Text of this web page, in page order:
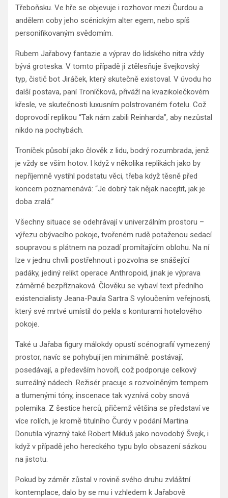
Třeboňsku. Ve hře se objevuje i rozhovor mezi Čurdou a
andělem coby jeho scénickým alter egem, nebo spíš
personifikovaným svědomím.
Rubem Jařabovy fantazie a výprav do lidského nitra vždy
bývá groteska. V tomto případě ji ztělesňuje švejkovský
typ, čistič bot Jiráček, který skutečně existoval. V úvodu ho
další postava, paní Troníčková, přiváží na kvazikolečkovém
křesle, ve skutečnosti luxusním polstrovaném fotelu. Což
doprovodí replikou “Tak nám zabili Reinharda”, aby nezůstal
nikdo na pochybách.
Troníček působí jako člověk z lidu, bodrý rozumbrada, jenž
je vždy se vším hotov. I když v několika replikách jako by
nepříjemně vystihl podstatu věci, třeba když těsně před
koncem poznamenává: “Je dobrý tak nějak nacejtit, jak je
doba zralá.”
Všechny situace se odehrávají v univerzálním prostoru –
výřezu obývacího pokoje, tvořeném rudě potaženou sedací
soupravou s plátnem na pozadí promítajícím oblohu. Na ní
lze v jednu chvíli postřehnout i pozvolna se snášející
padáky, jediný relikt operace Anthropoid, jinak je výprava
záměrně bezpříznaková. Člověku se vybaví text předního
existencialisty Jeana-Paula Sartra S vyloučením veřejnosti,
který své mrtvé umístil do pekla s konturami hotelového
pokoje.
Také u Jařaba figury málokdy opustí scénografií vymezený
prostor, navíc se pohybují jen minimálně: postávají,
posedávají, a především hovoří, což podporuje celkový
surreálný nádech. Režisér pracuje s rozvolněným tempem
a tlumenými tóny, inscenace tak vyznívá coby snová
polemika. Z šestice herců, přičemž většina se představí ve
více rolích, je kromě titulního Čurdy v podání Martina
Donutila výrazný také Robert Mikluš jako novodobý Švejk, i
když v případě jeho hereckého typu bylo obsazení sázkou
na jistotu.
Pokud by záměr zůstal v rovině svého druhu zvláštní
kontemplace, dalo by se mu i vzhledem k Jařabově